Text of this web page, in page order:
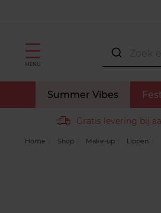
MENU
Summer Vibes
Gratis levering bij
Home Shop Make-up Lippen